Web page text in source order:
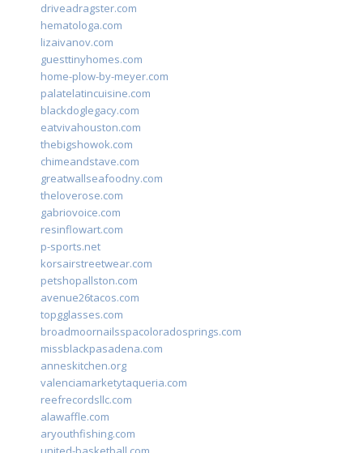
driveadragster.com
hematologa.com
lizaivanov.com
guesttinyhomes.com
home-plow-by-meyer.com
palatelatincuisine.com
blackdoglegacy.com
eatvivahouston.com
thebigshowok.com
chimeandstave.com
greatwallseafoodny.com
theloverose.com
gabriovoice.com
resinflowart.com
p-sports.net
korsairstreetwear.com
petshopallston.com
avenue26tacos.com
topgglasses.com
broadmoornailsspacoloradosprings.com
missblackpasadena.com
anneskitchen.org
valenciamarketytaqueria.com
reefrecordsllc.com
alawaffle.com
aryouthfishing.com